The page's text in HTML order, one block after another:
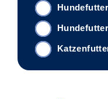
Hundefutter